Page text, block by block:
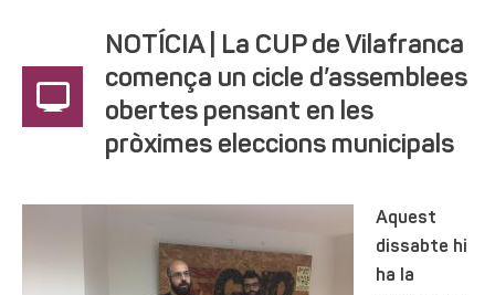
NOTÍCIA | La CUP de Vilafranca
comença un cicle d’assemblees
obertes pensant en les
pròximes eleccions municipals
Aquest
dissabte hi
ha la